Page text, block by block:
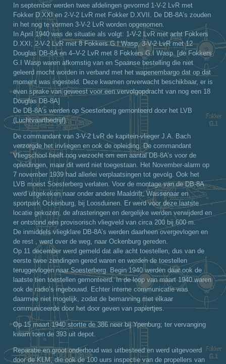
In september werden twee afdelingen gevormd 1-V-2 LvR met
Fokker D.XXI en 2-V-2 LvR met Fokker D.XVII. De DB-8A’s zouden
in het nog te vormen 3-V-2 LvR worden opgenomen.
In April 1940 was de situatie als volgt: 1-V-2 LvR met acht Fokkers
D.XXI; 2-V-2 LvR met 8 Fokkers G.I Wasp, 3-V-2 LvR met 12
Douglas DB-8A en 4–V-2 LvR met 8 Fokkers G.I Wasp. [de Fokkers
G.I Wasp waren afkomstig van en Spaanse bestelling die niet
geleerd mocht worden in verband met het wapenembargo dat op dat
moment was ingesteld. Deze kwamen onverwacht beschikbaar, er is
even sprake van geweest voor een vervolgopdracht van nog een 18
Douglas DB-8A]
De DB-8A’s werden op Soesterberg gemonteerd door het LVB
(Luchtvaartbedrijf).
De commandant van 3-V-2 LvR de kapitein-vlieger J.A. Bach
verzorgde het invliegen en ook de opleiding. De commandant
Vliegschool heeft nog verzocht om een aantal DB-8A’s voor de
opleidingen, maar dit werd niet toegestaan. Het November-alarm op
7 november 1939 had allerlei verplaatsingen tot gevolg. Ook het
LVB moest Soesterberg verlaten. Voor de montage van de DB-8A
werd uitgekeken naar onder andere Maaldrift, Wassenaar en
sportpark Ockenburg, bij Loosduinen. Er werd voor deze laatste
locatie gekozen, de afrasteringen en dergelijke werden verwijderd en
er ontstond een provisorisch vliegveld van circa 200 bij 600 m.
De inmiddels vliegklare DB-8A’s werden daarheen overgevlogen en
de rest , werd over de weg, naar Ockenburg gereden.
Op 11 december werd gemeld dat alle acht toestellen, dus van de
eerste twee zendingen gered waren en werden de toestellen
teruggevlogen naar Soesterberg. Begin 1940 werden daar ook de
laatste tien toestellen gemonteerd. In de loop van maart 1940 waren
ook de radio’s ingebouwd. Echter interne communicatie was
daarmee niet mogelijk, zodat de bemanning met elkaar
communiceerde door het door geven van papiertjes.
Op 15 maart 1940 stortte de 386 neer bij Ypenburg; ter vervanging
kwam toen de 393 uit depot.
Reparatie en groot onderhoud was uitbesteed en werd uitgevoerd
door de KLM, die ook de 100 uurs inspectie van de propellers van